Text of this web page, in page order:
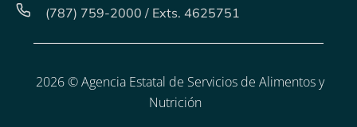
(787) 759-2000 / Exts. 4625751
2026 © Agencia Estatal de Servicios de Alimentos y
Nutrición